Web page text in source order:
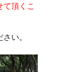
頂くこ
い。